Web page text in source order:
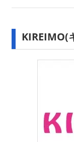
KIREIMO(